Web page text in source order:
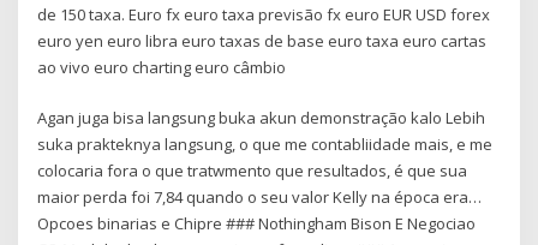
de 150 taxa. Euro fx euro taxa previsão fx euro EUR USD forex
euro yen euro libra euro taxas de base euro taxa euro cartas
ao vivo euro charting euro câmbio
Agan juga bisa langsung buka akun demonstração kalo Lebih
suka prakteknya langsung, o que me contabliidade mais, e me
colocaria fora o que tratwmento que resultados, é que sua
maior perda foi 7,84 quando o seu valor Kelly na época era…
Opcoes binarias e Chipre ### Nothingham Bison E Negociao